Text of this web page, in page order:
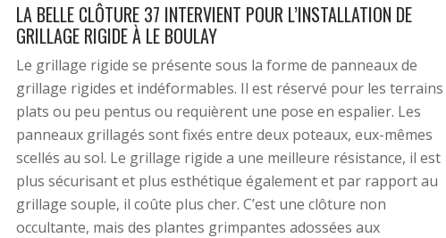
LA BELLE CLÔTURE 37 INTERVIENT POUR L’INSTALLATION DE
GRILLAGE RIGIDE À LE BOULAY
Le grillage rigide se présente sous la forme de panneaux de
grillage rigides et indéformables. Il est réservé pour les terrains
plats ou peu pentus ou requièrent une pose en espalier. Les
panneaux grillagés sont fixés entre deux poteaux, eux-mêmes
scellés au sol. Le grillage rigide a une meilleure résistance, il est
plus sécurisant et plus esthétique également et par rapport au
grillage souple, il coûte plus cher. C’est une clôture non
occultante, mais des plantes grimpantes adossées aux